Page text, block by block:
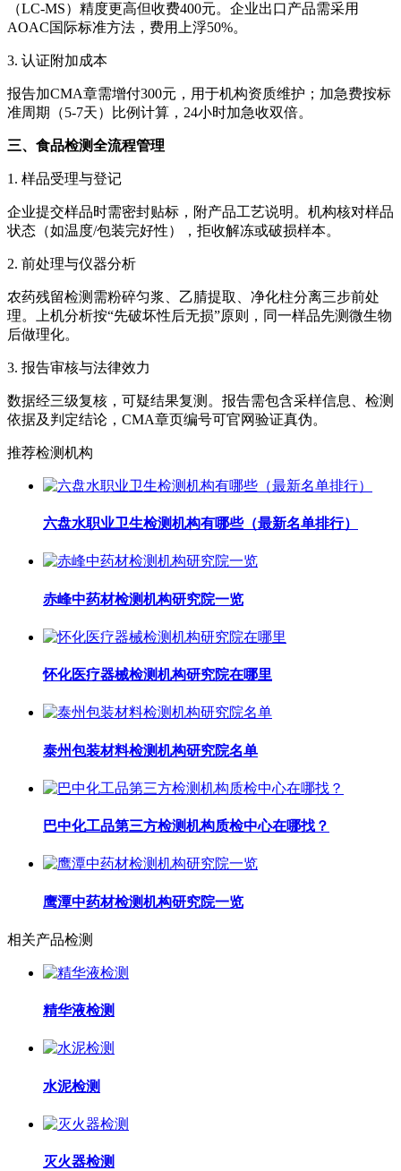
（LC-MS）精度更高但收费400元。企业出口产品需采用
AOAC国际标准方法，费用上浮50%。
3. 认证附加成本
报告加CMA章需增付300元，用于机构资质维护；加急费按标
准周期（5-7天）比例计算，24小时加急收双倍。
三、食品检测全流程管理
1. 样品受理与登记
企业提交样品时需密封贴标，附产品工艺说明。机构核对样品
状态（如温度/包装完好性），拒收解冻或破损样本。
2. 前处理与仪器分析
农药残留检测需粉碎匀浆、乙腈提取、净化柱分离三步前处
理。上机分析按“先破坏性后无损”原则，同一样品先测微生物
后做理化。
3. 报告审核与法律效力
数据经三级复核，可疑结果复测。报告需包含采样信息、检测
依据及判定结论，CMA章页编号可官网验证真伪。
推荐检测机构
六盘水职业卫生检测机构有哪些（最新名单排行）
赤峰中药材检测机构研究院一览
怀化医疗器械检测机构研究院在哪里
泰州包装材料检测机构研究院名单
巴中化工品第三方检测机构质检中心在哪找？
鹰潭中药材检测机构研究院一览
相关产品检测
精华液检测
水泥检测
灭火器检测